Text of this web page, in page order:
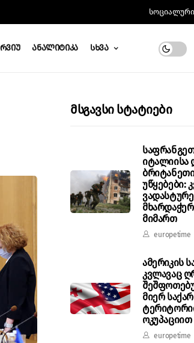
Ანალიტიკა Სხვა
Მსგავსი Სტატიები
იტალიისა
უწყებები:
მიმართ
europetime
ამერიკის
კვლავაც
მიერ
ოკუპაციით
europetime